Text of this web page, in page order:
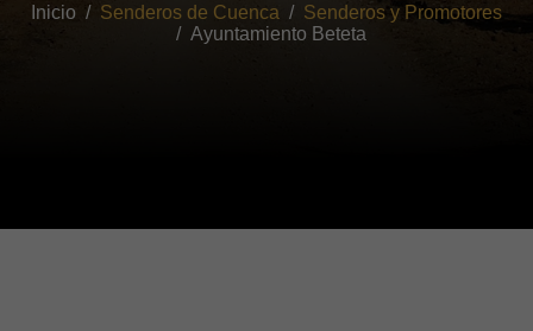
Inicio Senderos de Cuenca
Senderos y Promotores
Ayuntamiento Beteta